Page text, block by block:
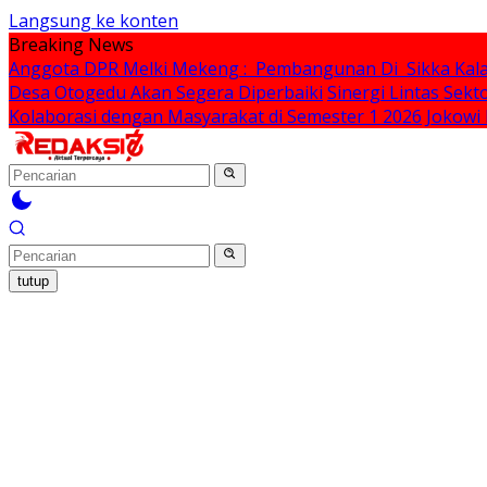
Langsung ke konten
Breaking News
Anggota DPR Melki Mekeng : Pembangunan Di Sikka
Desa Otogedu Akan Segera Diperbaiki Sinergi Lintas
Kolaborasi dengan Masyarakat di Semester 1 2026
tutup